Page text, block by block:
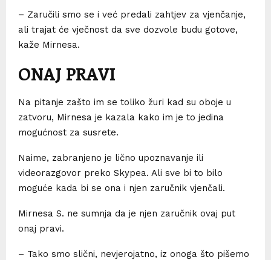
– Zaručili smo se i već predali zahtjev za vjenčanje,
ali trajat će vječnost da sve dozvole budu gotove,
kaže Mirnesa.
ONAJ PRAVI
Na pitanje zašto im se toliko žuri kad su oboje u
zatvoru, Mirnesa je kazala kako im je to jedina
mogućnost za susrete.
Naime, zabranjeno je lično upoznavanje ili
videorazgovor preko Skypea. Ali sve bi to bilo
moguće kada bi se ona i njen zaručnik vjenčali.
Mirnesa S. ne sumnja da je njen zaručnik ovaj put
onaj pravi.
– Tako smo slični, nevjerojatno, iz onoga što pišemo